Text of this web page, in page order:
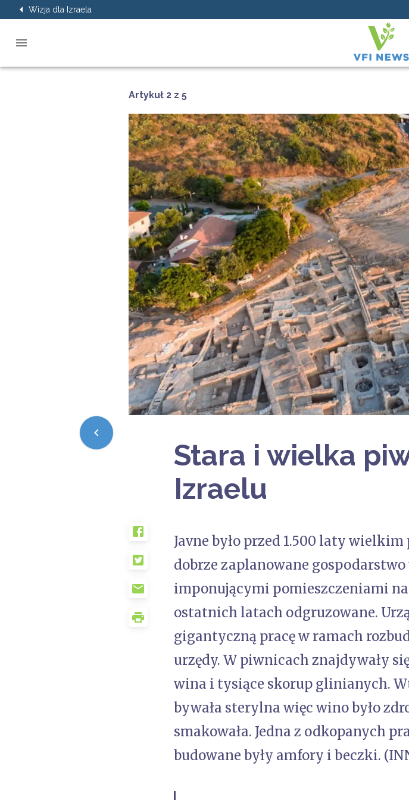
Wizja dla Izraela
Artykuł 2 z 5
Stara i wielka
Izraelu
Javne było przed 1.500 laty
dobrze zaplanowane
imponującymi pomieszczeniami
ostatnich latach odgruzowane.
gigantyczną pracę w ramach
urzędy. W piwnicach znajdywały
wina i tysiące skorup glinianych.
bywała sterylna więc wino było
smakowała. Jedna z odkopanych
budowane były amfory i beczki.